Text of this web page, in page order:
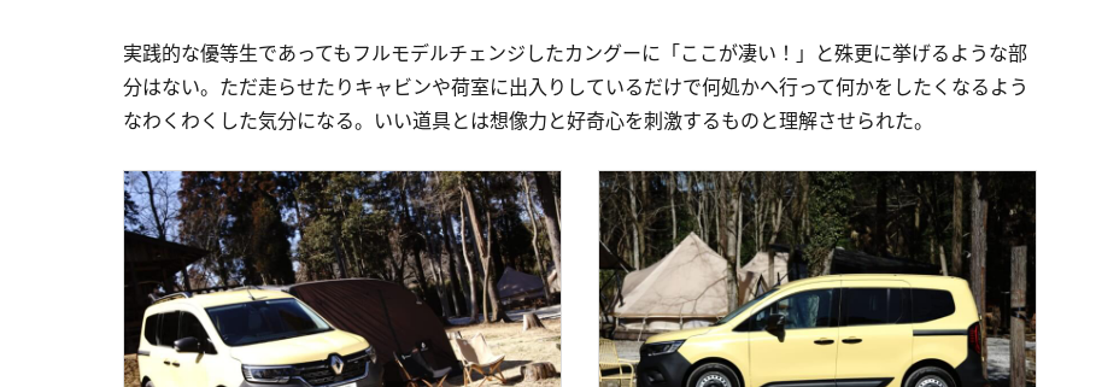
実践的な優等生であってもフルモデルチェンジしたカングーに「ここが凄い！」と殊更に挙げるような部
分はない。ただ走らせたりキャビンや荷室に出入りしているだけで何処かへ行って何かをしたくなるよう
なわくわくした気分になる。いい道具とは想像力と好奇心を刺激するものと理解させられた。